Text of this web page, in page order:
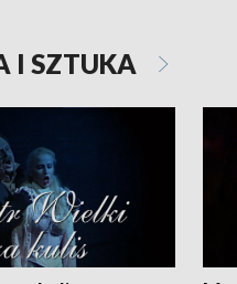
I SZTUKA